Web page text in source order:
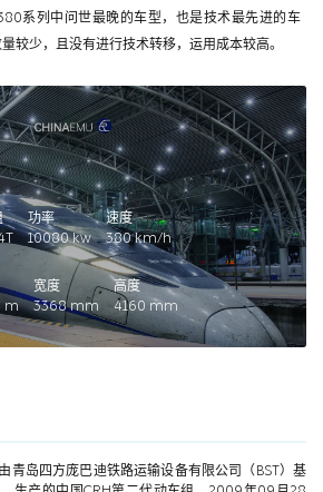
系列中问世最晚的车型，也是技术最先进的车
较少，且没有进行技术转移，运用成本较高。
功率
10080kw
速度
380km/h
m
宽度
3368mm
高度
4160 mm
青岛四方庞巴迪铁路运输设备有限公司（BST）基